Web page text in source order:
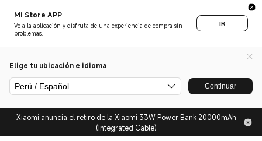
Mi Store APP
Ve a la aplicación y disfruta de una experiencia de compra sin
problemas.
IR
Elige tu ubicación e idioma
Perú / Español Continuar
Xiaomi anuncia el retiro de la Xiaomi 33W Power Bank 20000mAh
(Integrated Cable)